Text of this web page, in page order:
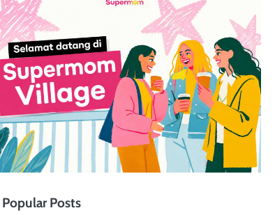
Popular Posts